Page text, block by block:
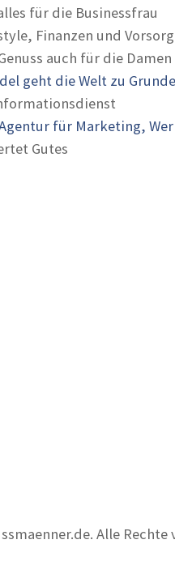
für die Businessfrau
Finanzen und
auch für die Damen
geht die Welt zu Grunde
für Marketing,
Gutes
Alle